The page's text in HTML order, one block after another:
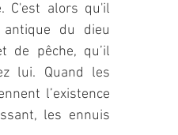
C'est alors qu'il
du dieu
de pêche, qu’il
lui. Quand les
l’existence
les ennuis